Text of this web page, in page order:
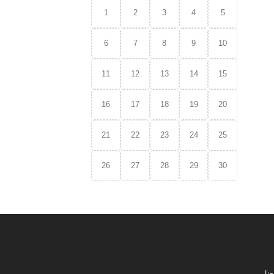
1 2 3 4 5
6 7 8 9 10
11 12 13 14 15
16 17 18 19 20
21 22 23 24 25
26 27 28 29 30